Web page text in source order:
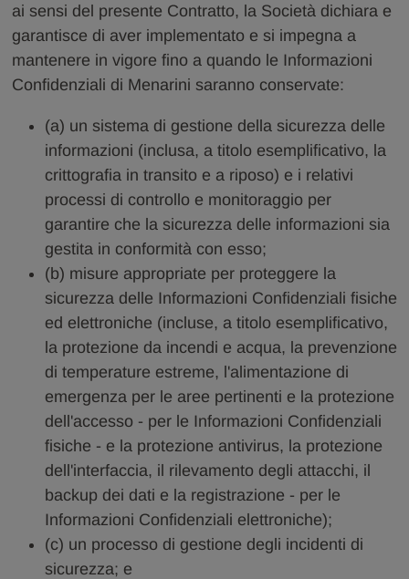
ai sensi del presente Contratto, la Società dichiara e
garantisce di aver implementato e si impegna a
mantenere in vigore fino a quando le Informazioni
Confidenziali di Menarini saranno conservate:
(a) un sistema di gestione della sicurezza delle
informazioni (inclusa, a titolo esemplificativo, la
crittografia in transito e a riposo) e i relativi
processi di controllo e monitoraggio per
garantire che la sicurezza delle informazioni sia
gestita in conformità con esso;
(b) misure appropriate per proteggere la
sicurezza delle Informazioni Confidenziali fisiche
ed elettroniche (incluse, a titolo esemplificativo,
la protezione da incendi e acqua, la prevenzione
di temperature estreme, l'alimentazione di
emergenza per le aree pertinenti e la protezione
dell'accesso - per le Informazioni Confidenziali
fisiche - e la protezione antivirus, la protezione
dell'interfaccia, il rilevamento degli attacchi, il
backup dei dati e la registrazione - per le
Informazioni Confidenziali elettroniche);
(c) un processo di gestione degli incidenti di
sicurezza; e